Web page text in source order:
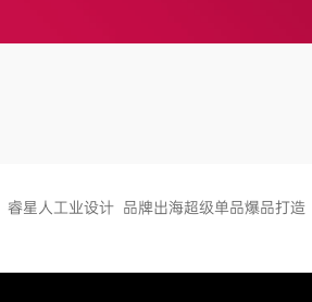
睿星人工业设计 品牌出海超级单品爆品打造